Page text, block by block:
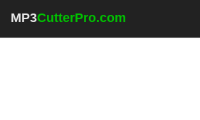
MP3CutterPro.com